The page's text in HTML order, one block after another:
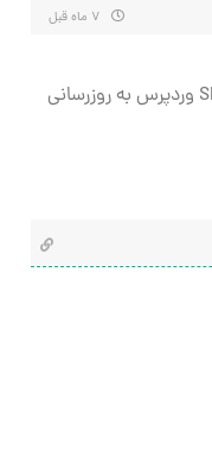
افزونه ایجاد اسلایدر Slider Revolution وردپرس به روزرسانی